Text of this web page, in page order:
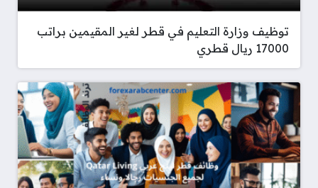
توظيف وزارة التعليم في قطر لغير المقيمين براتب
17000 ريال قطري